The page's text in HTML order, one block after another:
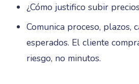
¿Cómo justifico subir
Comunica proceso, plazos,
esperados. El cliente
riesgo, no minutos.